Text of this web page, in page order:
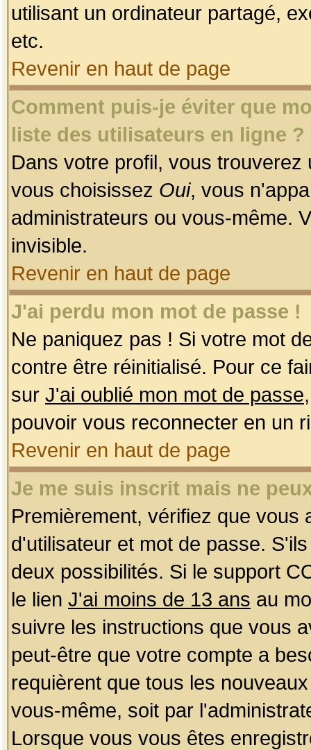
utilisant un ordinateur partagé,
etc.
Revenir en haut de page
Comment puis-je éviter que
liste des utilisateurs en ligne ?
Dans votre profil, vous
vous choisissez Oui, vous
administrateurs ou vous-même.
invisible.
Revenir en haut de page
J'ai perdu mon mot de passe !
Ne paniquez pas ! Si votre mot
contre être réinitialisé. Pour ce
sur J'ai oublié mon mot de passe
pouvoir vous reconnecter en un
Revenir en haut de page
Je me suis inscrit mais ne
Premièrement, vérifiez que
d'utilisateur et mot de passe.
deux possibilités. Si le support
le lien J'ai moins de 13 ans au
suivre les instructions que vous
peut-être que votre compte a
requièrent que tous les
vous-même, soit par
Lorsque vous vous êtes